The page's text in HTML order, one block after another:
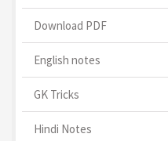
Download PDF
English notes
GK Tricks
Hindi Notes